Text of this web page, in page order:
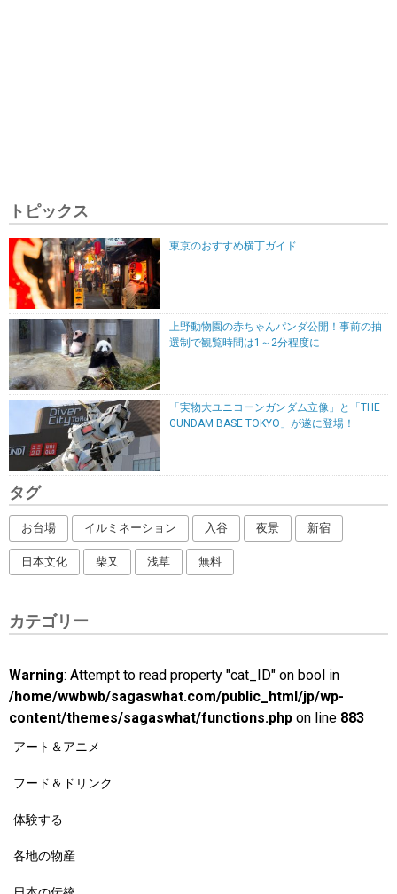
トピックス
東京のおすすめ横丁ガイド
上野動物園の赤ちゃんパンダ公開！事前の抽
選制で観覧時間は1～2分程度に
「実物大ユニコーンガンダム立像」と「THE
GUNDAM BASE TOKYO」が遂に登場！
タグ
お台場 イルミネーション 入谷 夜景 新宿
日本文化 柴又 浅草 無料
カテゴリー
Warning: Attempt to read property "cat_ID" on bool in
/home/wwbwb/sagaswhat.com/public_html/jp/wp-
content/themes/sagaswhat/functions.php on line 883
アート＆アニメ
フード＆ドリンク
体験する
各地の物産